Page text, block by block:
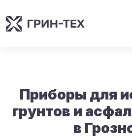
Приборы для
грунтов и
в